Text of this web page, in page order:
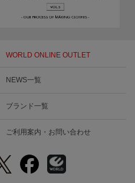
WORLD ONLINE OUTLET
NEWS一覧
ブランド一覧
ご利用案内・お問い合わせ